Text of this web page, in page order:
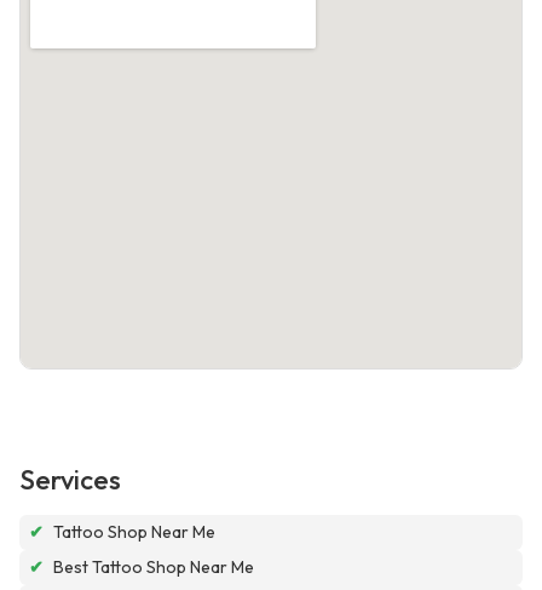
Services
✔ Tattoo Shop Near Me
✔ Best Tattoo Shop Near Me